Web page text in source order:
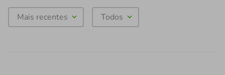
Mais recentes Todos